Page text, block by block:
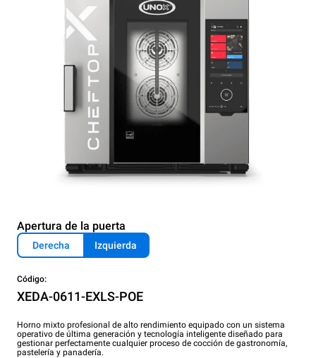
Apertura de la puerta
Derecha Izquierda
Código:
XEDA-0611-EXLS-POE
Horno mixto profesional de alto rendimiento equipado con un sistema
operativo de última generación y tecnología inteligente diseñado para
gestionar perfectamente cualquier proceso de cocción de gastronomía,
pastelería y panadería.